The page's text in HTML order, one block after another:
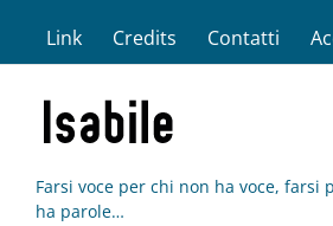
contenuto
Link Credits Contatti
Farsi voce per chi non ha voce, farsi
ha parole…